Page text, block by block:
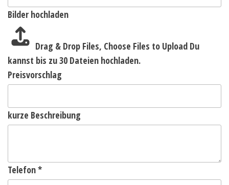
Bilder hochladen
Drag & Drop Files, Choose Files to Upload Du
kannst bis zu 30 Dateien hochladen.
Preisvorschlag
kurze Beschreibung
Telefon*